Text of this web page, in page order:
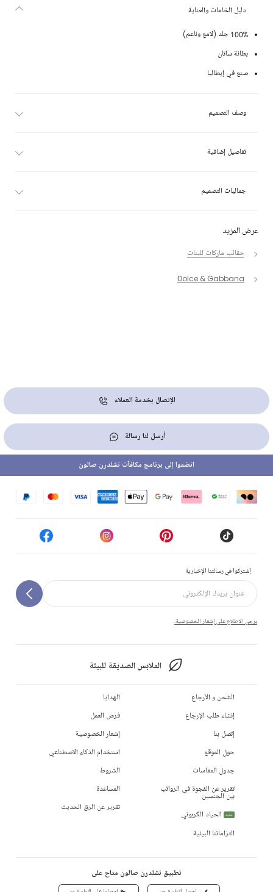
عرض المزيد
حقائب ماركات للبنات
Dolce & Gabbana
دليل الخامات والعناية
100% جلد (لامع وناعم)
بطانة ساتان
صنع في إيطاليا
وصف التصميم
تفاصيل إضافية
جماليات التصميم
الإتصال بخدمة العملاء
أرسل لنا رسالة
إشتركوا في رسالتنا الإخبارية
يرجى الاطلاع على إشعار الخصوصية.
الملابس الصديقة للبيئة
انضموا إلى برنامج مكافآت تشلدرن صالون
الشحن و الأرجاع
إنشاء طلب الإرجاع
إتصل بنا
حول الموقع
جدول المقاسات
تقرير عن الفجوة في الرواتب
بين الجنسين
جديد
الحياد الكربوني
التزاماتنا البيئية
الهدايا
فرص العمل
إشعار الخصوصية
استخدام الذكاء الاصطناعي
الشروط
المساعدة
تقرير عن الرق الحديث
تطبيق تشلدرن صالون متاح على